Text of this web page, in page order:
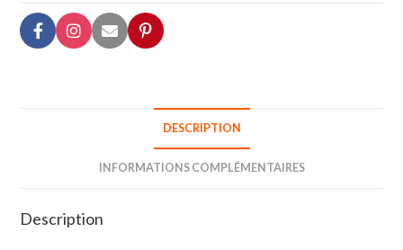
DESCRIPTION
INFORMATIONS COMPLÉMENTAIRES
Description